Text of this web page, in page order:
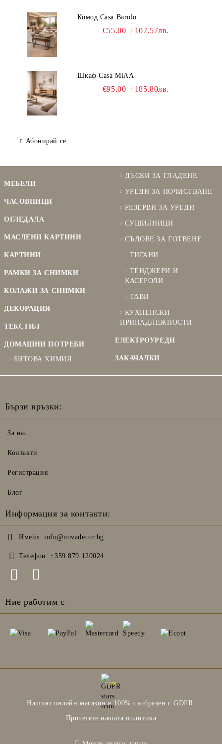
Комод Casa Barolo
€55.00 107.57лв.
Шкаф Casa MiAA
€95.00 185.80лв.
Абонирай се
МЕБЕЛИ
ЧАСОВНИЦИ
ОГЛЕДАЛА
МАСЛЕНИ КАРТИНИ
КАРТИНИ
РАМКИ ЗА СНИМКИ
КОЛАЖИ ЗА СНИМКИ
ДЕКОРАЦИЯ
ТЕКСТИЛ
ДОМАШНИ ПОТРЕБИ
БИТОВА ХИМИЯ
ДЪСКИ ЗА ГЛАДЕНЕ
УРЕДИ ЗА ПОЧИСТВАНЕ
РЕЗЕРВИ ЗА УРЕДИ
СУШИЛНИЦИ
СЪДОВЕ ЗА ГОТВЕНЕ
ТИГАНИ
ТЕНДЖЕРИ И
КАСЕРОЛИ
ТАВИ
КУХНЕНСКИ
ПРИНАДЛЕЖНОСТИ
ЕЛЕКТРОУРЕДИ
ЗАКАЧАЛКИ
Бързи връзки:
За нас
Контакти
Регистрация
Блог
Информация за контакти:
Имейл: info@novadecor.bg
Телефон: +359 879 120024
Ние работим с
GDPR
Нашият онлайн магазин е 100% съобразен с GDPR.
Прочетете нашата политика